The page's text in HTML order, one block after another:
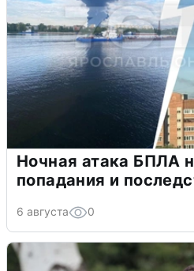
Ночная атака БПЛА
попадания и
6 августа 0